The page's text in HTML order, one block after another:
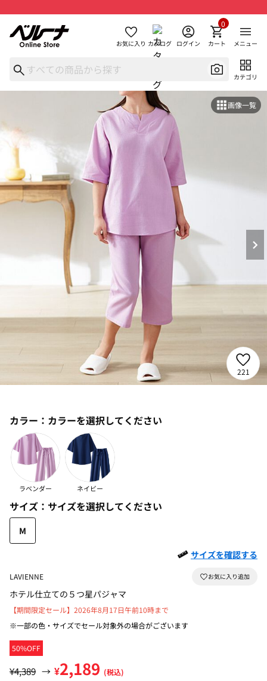
お気に入り カタログ ログイン カート
0
メニュー
カテゴリ
画像一覧
221
カラー： カラーを選択してください
ラベンダー ネイビー
サイズ： サイズを選択してください
M
サイズを確認する
LAVIENNE
ホテル仕立ての５つ星パジャマ
50%OFF
【期間限定セール】2026年8月17日午前10時まで
※一部の色・サイズでセール対象外の場合がございます
¥4,389 → ¥2,189 (税込)